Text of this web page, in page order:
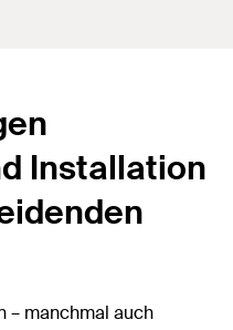
Installation
– manchmal auch